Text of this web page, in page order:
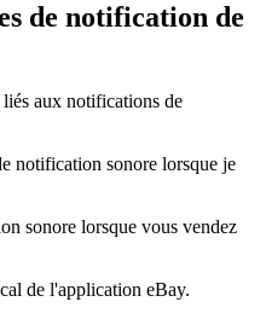
de notification de
aux notifications de
notification sonore lorsque je
sonore lorsque vous vendez
de l'application eBay.